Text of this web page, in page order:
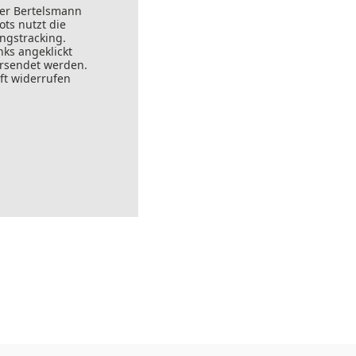
Bertelsmann
nutzt die
angeklickt
werden.
widerrufen